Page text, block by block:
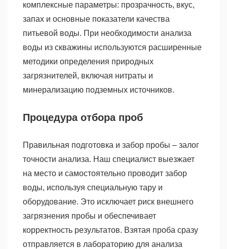
комплексные параметры: прозрачность, вкус,
запах и основные показатели качества
питьевой воды. При необходимости анализа
воды из скважины используются расширенные
методики определения природных
загрязнителей, включая нитраты и
минерализацию подземных источников.
Процедура отбора проб
Правильная подготовка и забор пробы – залог
точности анализа. Наш специалист выезжает
на место и самостоятельно проводит забор
воды, используя специальную тару и
оборудование. Это исключает риск внешнего
загрязнения пробы и обеспечивает
корректность результатов. Взятая проба сразу
отправляется в лабораторию для анализа